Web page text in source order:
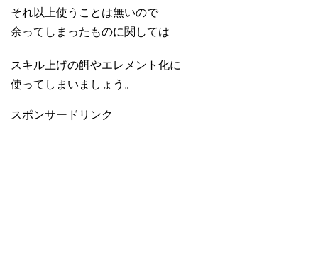
それ以上使うことは無いので
余ってしまったものに関しては
スキル上げの餌やエレメント化に
使ってしまいましょう。
スポンサードリンク